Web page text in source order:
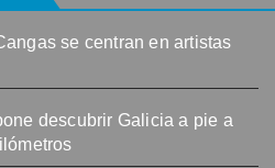
se centran en artistas
descubrir Galicia a pie a